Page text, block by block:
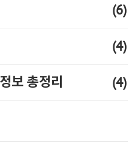
(6)
(4)
보 총정리 (4)